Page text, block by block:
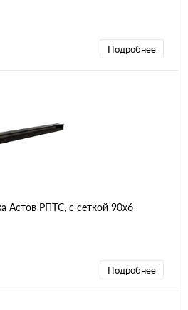
Подробнее
Астов РПТС, с сеткой 90х6
Подробнее